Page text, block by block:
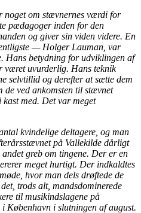
noget om stævnernes værdi for
pædagoger inden for den
og giver sin viden videre. En
— Holger Lauman, var
Hans betydning for udviklingen af
været uvurderlig. Hans teknik
selvtillid og derefter at sætte dem
de ved ankomsten til stævnet
med. Det var meget
kvindelige deltagere, og man
på Vallekilde dårligt
greb om tingene. Der er en
meget hurtigt. Der indkaldtes
hvor man dels drøftede de
trods alt, mandsdominerede
til musikindslagene på
København i slutningen af august.